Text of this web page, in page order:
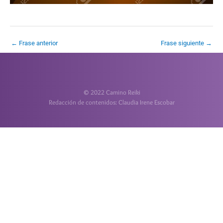
← Frase anterior Frase siguiente →
© 2022 Camino Reiki
Redacción de contenidos: Claudia Irene Escobar